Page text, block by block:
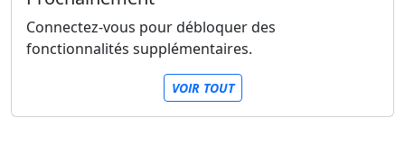
Connectez-vous pour débloquer des
fonctionnalités supplémentaires.
VOIR TOUT